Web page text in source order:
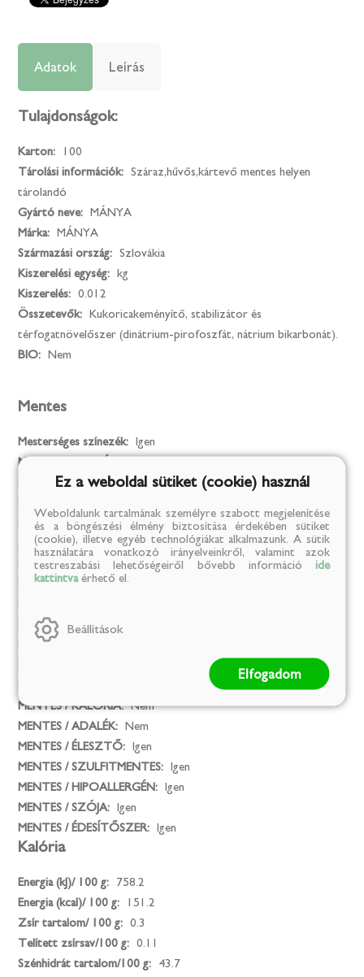
Adatok Leírás
Tulajdonságok:
Karton:
100
Tárolási információk:
Száraz,hűvős,kártevő mentes helyen
tárolandó
Gyártó neve:
MÁNYA
Márka:
MÁNYA
Származási ország:
Szlovákia
Kiszerelési egység:
kg
Kiszerelés:
0.012
Összetevők:
Kukoricakeményítő, stabilizátor és
térfogatnövelőszer (dinátrium-pirofoszfát, nátrium bikarbonát).
BIO:
Nem
Mentes
Mesterséges színezék:
Igen
MENTES / GLUTÉN:
MENTES / LAKTÓZ: Igen
MENTES / ÁLLATI EREDETŰ ÖSSZETEVŐ: Igen
Az összes allergéntől mentes termék: Nem
MENTES / GMO:
Igen
MENTES / ALKOHOLMENTES:
MENTES / HOZZÁADOTT SÓ:
MENTES / HOZZÁADOTT CUKOR:
MENTES / KALÓRIA: Nem
MENTES / ADALÉK:
Nem
MENTES / ÉLESZTŐ:
Igen
MENTES / SZULFITMENTES:
Igen
MENTES / HIPOALLERGÉN:
Igen
MENTES / SZÓJA:
Igen
MENTES / ÉDESÍTŐSZER:
Igen
Kalória
Energia (kJ)/ 100 g:
758.2
Energia (kcal)/ 100 g:
151.2
Zsír tartalom/ 100 g:
0.3
Telített zsírsav/100 g:
0.11
Szénhidrát tartalom/100 g:
43.7
Ez a weboldal sütiket (cookie) használ
Weboldalunk tartalmának személyre szabott megjelenítése
és a böngészési élmény biztosítása érdekében sütiket
(cookie), illetve egyéb technológiákat alkalmazunk. A sütik
használatára vonatkozó irányelveinkről, valamint azok
testreszabási lehetőségeiről bővebb információ ide
kattintvaérhető el.
Beállítások
Elfogadom